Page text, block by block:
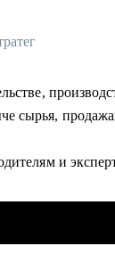
сырья,
и
рекомендуют